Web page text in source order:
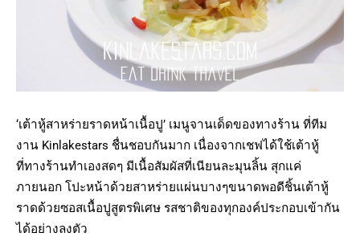
‘เต้าหู้สาหร่ายราดหน้าเนื้อปู’ เมนูจานเด็ดของทางร้าน ที่ทีม
งาน Kinlakestars ชื่นชอบกันมาก เนื่องจากเชฟได้ใช้เต้าหู้
ที่ทางร้านทำเองสดๆ มีเนื้อสัมผัสที่เนียนละมุนลิ้น สุกแค่
ภายนอก โปะหน้าด้วยสาหร่ายแผ่นบางๆขนาดพอดีชิ้นเต้าหู้
ราดด้วยซอสเนื้อปูสูตรพิเศษ รสชาติของทุกองค์ประกอบเข้ากัน
ได้อย่างลงตัว